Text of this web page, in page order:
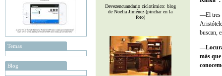
Temas
Blog
Devezencuandario ciclotímico: blog
de Noelia Jiménez (pinchar en la
foto)
—El tres
buscan,
—
más